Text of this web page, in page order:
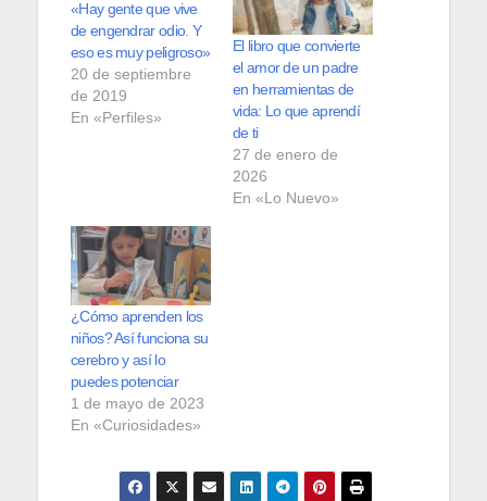
«Hay gente que vive
de engendrar odio. Y
eso es muy peligroso»
20 de septiembre
de 2019
En «Perfiles»
El libro que convierte
el amor de un padre
en herramientas de
vida: Lo que aprendí
de ti
27 de enero de
2026
En «Lo Nuevo»
¿Cómo aprenden los
niños? Así funciona su
cerebro y así lo
puedes potenciar
1 de mayo de 2023
En «Curiosidades»